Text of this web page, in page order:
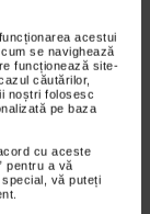
acestui
se navighează
funcționează site-
căutărilor,
noștri folosesc
pe baza
cu aceste
pentru a vă
vă puteți